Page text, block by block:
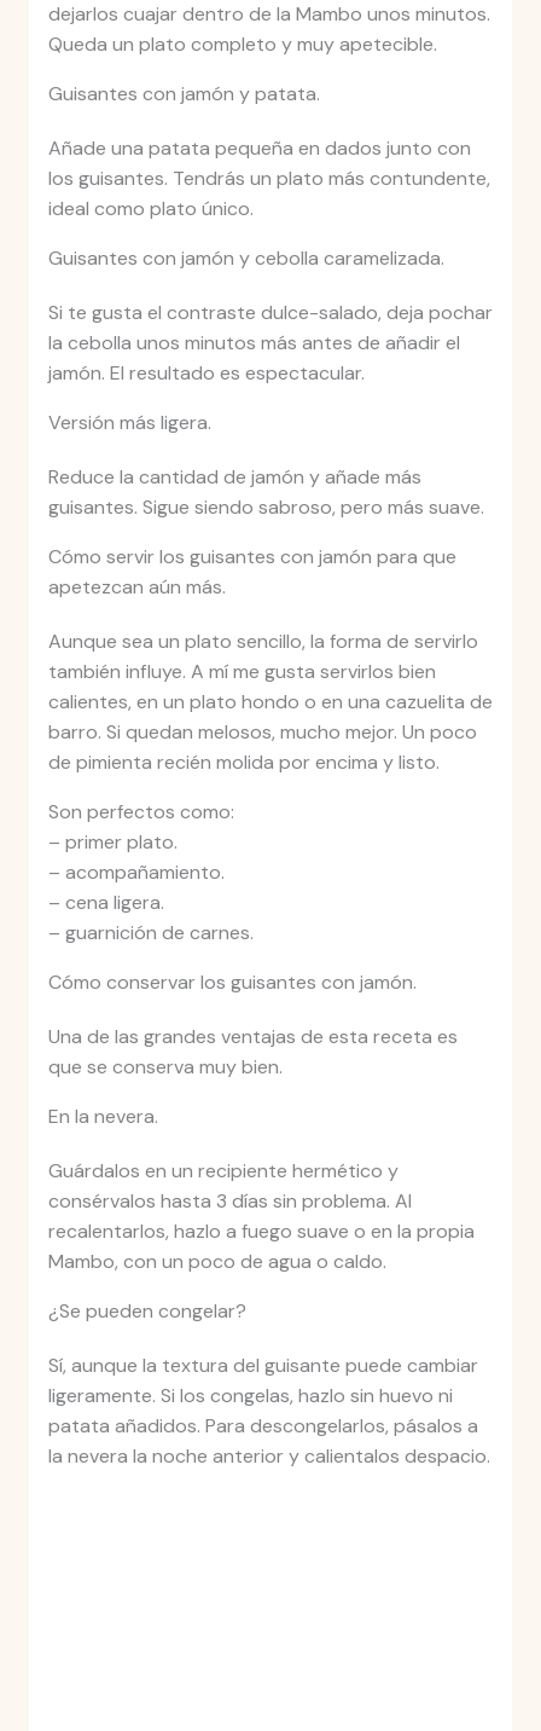
dejarlos cuajar dentro de la Mambo unos minutos.
Queda un plato completo y muy apetecible.
Guisantes con jamón y patata.
Añade una patata pequeña en dados junto con
los guisantes. Tendrás un plato más contundente,
ideal como plato único.
Guisantes con jamón y cebolla caramelizada.
Si te gusta el contraste dulce-salado, deja pochar
la cebolla unos minutos más antes de añadir el
jamón. El resultado es espectacular.
Versión más ligera.
Reduce la cantidad de jamón y añade más
guisantes. Sigue siendo sabroso, pero más suave.
Cómo servir los guisantes con jamón para que
apetezcan aún más.
Aunque sea un plato sencillo, la forma de servirlo
también influye. A mí me gusta servirlos bien
calientes, en un plato hondo o en una cazuelita de
barro. Si quedan melosos, mucho mejor. Un poco
de pimienta recién molida por encima y listo.
Son perfectos como:
– primer plato.
– acompañamiento.
– cena ligera.
– guarnición de carnes.
Cómo conservar los guisantes con jamón.
Una de las grandes ventajas de esta receta es
que se conserva muy bien.
En la nevera.
Guárdalos en un recipiente hermético y
consérvalos hasta 3 días sin problema. Al
recalentarlos, hazlo a fuego suave o en la propia
Mambo, con un poco de agua o caldo.
¿Se pueden congelar?
Sí, aunque la textura del guisante puede cambiar
ligeramente. Si los congelas, hazlo sin huevo ni
patata añadidos. Para descongelarlos, pásalos a
la nevera la noche anterior y calientalos despacio.